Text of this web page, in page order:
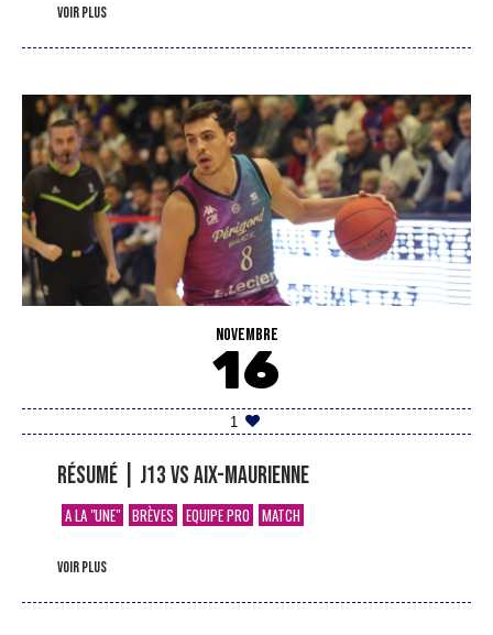
voir plus
NOVEMBRE
16
1
Résumé | J13 vs Aix-Maurienne
A LA "UNE" BRÈVES EQUIPE PRO MATCH
voir plus